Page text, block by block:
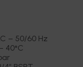
– 50/60 Hz
40°C